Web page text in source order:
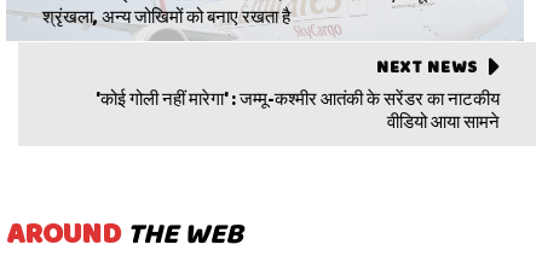
श्रृंखला, अन्य जोखिमों को बनाए रखता है
NEXT NEWS
'कोई गोली नहीं मारेगा' : जम्मू-कश्मीर आतंकी के सरेंडर का नाटकीय
वीडियो आया सामने
AROUND THE WEB